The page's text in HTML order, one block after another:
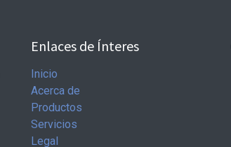
Enlaces de Ínteres
Inicio
Acerca de
Productos
Servicios
Legal